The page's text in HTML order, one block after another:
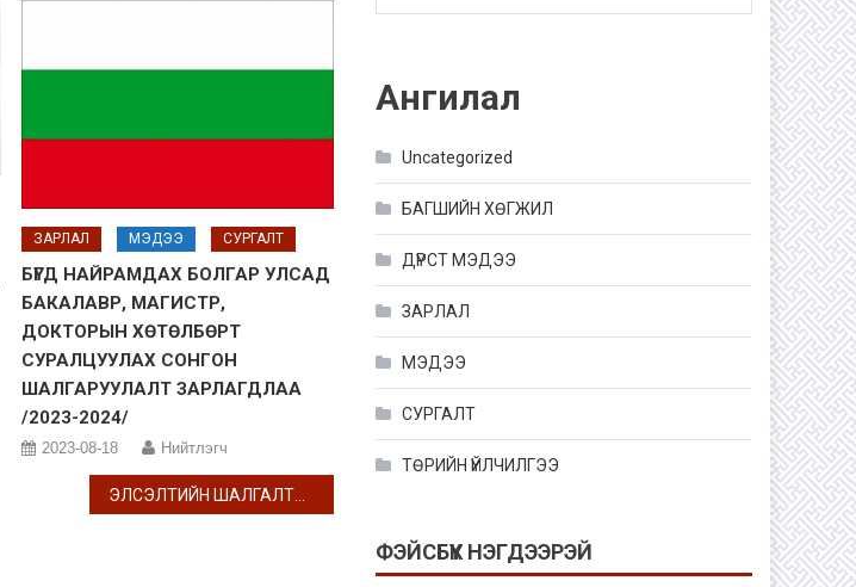
ЗАРЛАЛ МЭДЭЭ СУРГАЛТ
БҮГД НАЙРАМДАХ БОЛГАР УЛСАД
БАКАЛАВР, МАГИСТР,
ДОКТОРЫН ХӨТӨЛБӨРТ
СУРАЛЦУУЛАХ СОНГОН
ШАЛГАРУУЛАЛТ ЗАРЛАГДЛАА
/2023-2024/
2023-08-18 Нийтлэгч
Ангилал
Uncategorized
БАГШИЙН ХӨГЖИЛ
ДҮРСТ МЭДЭЭ
ЗАРЛАЛ
МЭДЭЭ
СУРГАЛТ
ТӨРИЙН ҮЙЛЧИЛГЭЭ
ФЭЙСБҮҮК НЭГДЭЭРЭЙ